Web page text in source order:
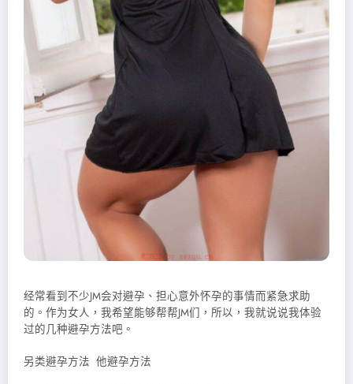
经常看到不少JM会对避孕、担心意外怀孕的事情而紧急求助
的。作为女人，我希望能够帮帮JM们，所以，我就说说我体验
过的几种避孕方法吧。
另类避孕方法 他避孕方法